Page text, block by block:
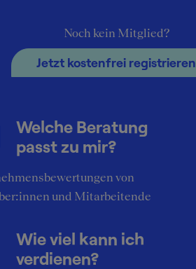
Noch kein Mitglied?
Jetzt kostenfrei registrieren
Welche Beratung
passt zu mir?
von
und Mitarbeitende
Wie viel kann ich
verdienen?